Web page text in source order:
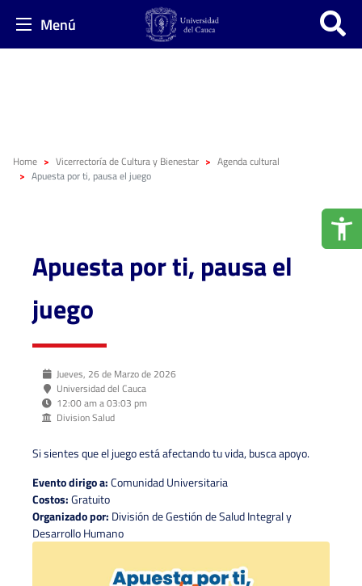
Menú
Home Vicerrectoría de Cultura y Bienestar
Agenda cultural
Apuesta por ti, pausa el juego
Apuesta por ti, pausa el
juego
Jueves, 26 de Marzo de 2026
Universidad del Cauca
12:00 am a 03:03 pm
Division Salud
Si sientes que el juego está afectando tu vida, busca apoyo.
Evento dirigo a:Comunidad Universitaria
Costos:Gratuito
Organizado por: División de Gestión de Salud Integral y
Desarrollo Humano